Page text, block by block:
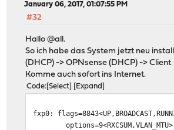
January 06, 2017, 01:07:55 PM
#32
Hallo @all.
So ich habe das System jetzt neu
(DHCP) -> OPNsense (DHCP) -> Client
Komme auch sofort ins Internet.
Code Select Expand
fxp0:
options=9<RXCSUM,VLAN_MTU>